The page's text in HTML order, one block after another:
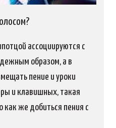
ассоциируются с
образом, а в
пение и уроки
и клавишных, такая
как же добиться пения с